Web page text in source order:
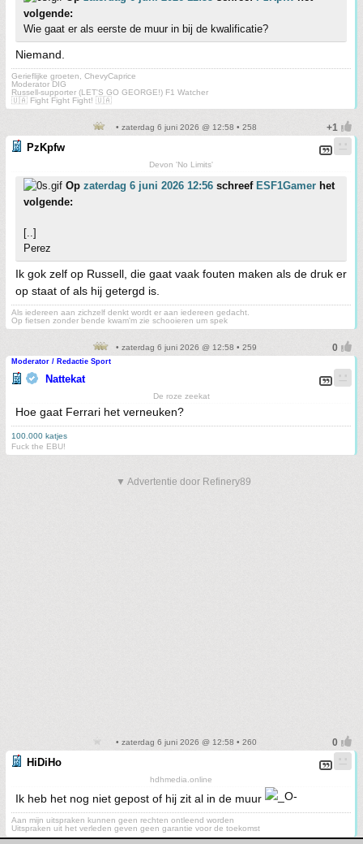
volgende:
Wie gaat er als eerste de muur in bij de kwalificatie?
Niemand.
Gerieflijke groeten, ChevyCaprice
Moderator DIG
Russell-supporter (LET'S GO GEORGE!) F1 Watcher
🇺🇦 Fight Fight Fight! 🇺🇦
• zaterdag 6 juni 2026 @ 12:58 • 258
PzKpfw
Devon 'No Limits'
Op zaterdag 6 juni 2026 12:56 schreef ESF1Gamer het
volgende:
[..]
Perez
Ik gok zelf op Russell, die gaat vaak fouten maken als de druk er
op staat of als hij getergd is.
Als iedereen aan zichzelf denkt wordt er aan iedereen gedacht.
Op fietsen zonder bende kwam'm zie schooieren um spek
• zaterdag 6 juni 2026 @ 12:58 • 259
Moderator / Redactie Sport
Nattekat
De roze zeekat
Hoe gaat Ferrari het verneuken?
100.000 katjes
Fuck the EBU!
▼ Advertentie door Refinery89
• zaterdag 6 juni 2026 @ 12:58 • 260
HiDiHo
hdhmedia.online
Ik heb het nog niet gepost of hij zit al in de muur
Aan mijn uitspraken kunnen geen rechten ontleend worden
Uitspraken uit het verleden geven geen garantie voor de toekomst